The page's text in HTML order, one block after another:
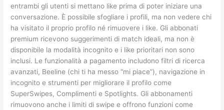
entrambi gli utenti si mettano like prima di poter iniziare una
conversazione. È possibile sfogliare i profili, ma non vedere chi
ha visitato il proprio profilo né rimuovere i like. Gli abbonati
premium ricevono suggerimenti di match ideali, ma non è
disponibile la modalità incognito e i like prioritari non sono
inclusi. Le funzionalità a pagamento includono filtri di ricerca
avanzati, Beeline (chi ti ha messo “mi piace”), navigazione in
incognito e strumenti per migliorare il profilo come
SuperSwipes, Complimenti e Spotlights. Gli abbonamenti
rimuovono anche i limiti di swipe e offrono funzioni come